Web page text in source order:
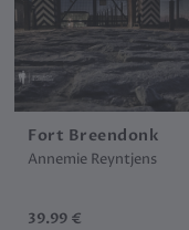
Fort Breendonk
Annemie Reyntjens
39.99 €